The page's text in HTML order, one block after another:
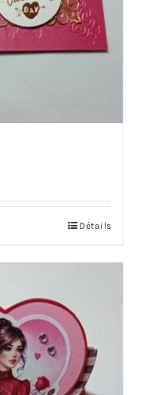
Détails